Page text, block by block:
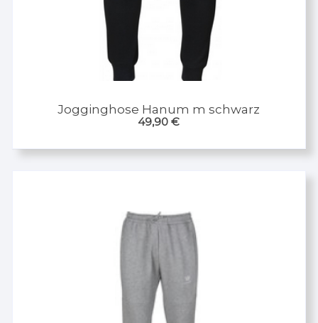
Jogginghose Hanum m schwarz
49,90€